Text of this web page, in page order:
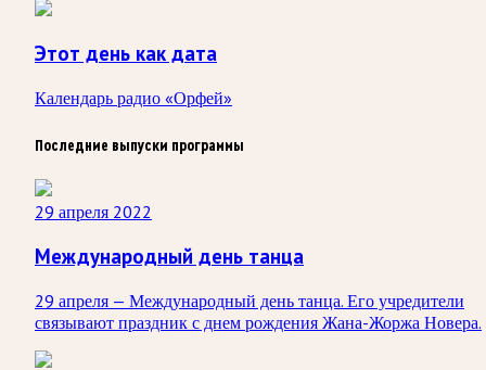
Этот день как дата
Календарь радио «Орфей»
Последние выпуски программы
29 апреля 2022
Международный день танца
29 апреля — Международный день танца. Его учредители
связывают праздник с днем рождения Жана-Жоржа Новера.